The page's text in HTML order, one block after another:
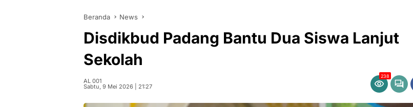
Beranda News
Disdikbud Padang Bantu Dua Siswa Lanjut
Sekolah
AL 001
Sabtu, 9 Mei 2026 | 21:27
238